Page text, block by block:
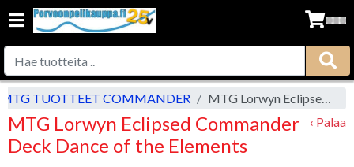
MTG TUOTTEET COMMANDER MTG Lorwyn Eclipsed Commander Deck Dance of the Elements
MTG Lorwyn Eclipsed Commander
Deck Dance of the Elements
‹ Palaa